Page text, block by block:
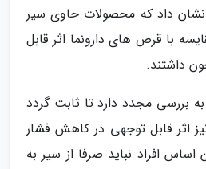
نشان داد که محصولات حاوی سیر
با قرص های دارونما اثر قابل
داشتند.
بررسی مجدد دارد تا ثابت گردد
اثر قابل توجهی در کاهش فشار
اساس افراد نباید صرفا از سیر به